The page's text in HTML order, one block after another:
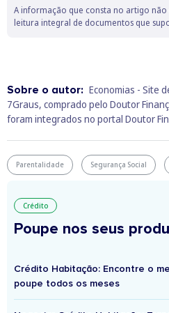
A informação que consta no artigo
leitura integral de documentos que
Sobre o autor: Economias - Site
7Graus, comprado pelo Doutor
foram integrados no portal Doutor
Parentalidade Segurança Social
Crédito
Poupe nos seus
Crédito Habitação: Encontre o
poupe todos os meses